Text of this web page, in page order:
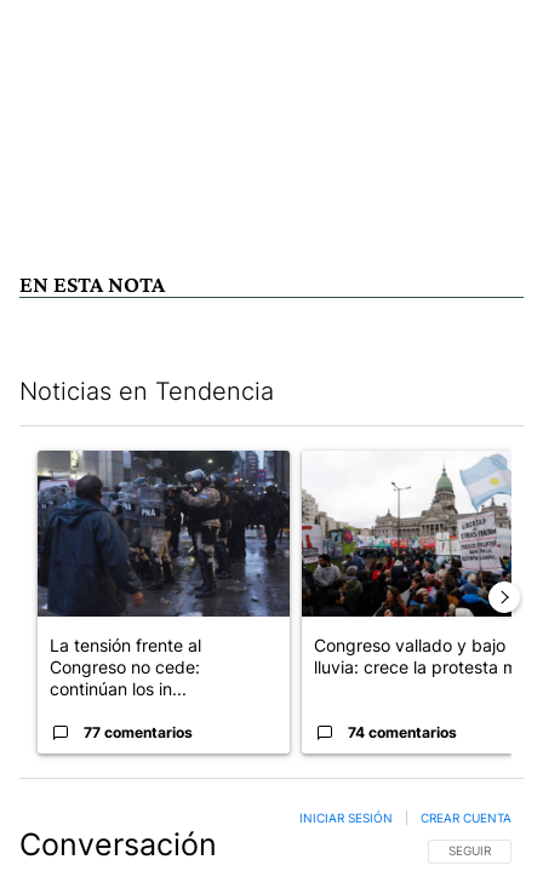
EN ESTA NOTA
Noticias en Tendencia
Un artículo de tendencia con el título "La tensión frente al
La tensión frente al
Congreso no cede:
continúan los in...
77 comentarios
Un artículo de tendencia
Congreso vallado y bajo la
lluvia: crece la protesta mi...
74 comentarios
Conversación SIGA ESTA
SEGUIR
INICIAR SESIÓN CREAR CUENTA